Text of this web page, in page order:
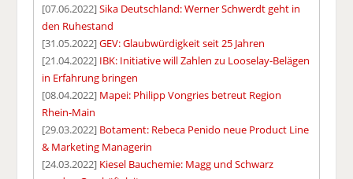
[07.06.2022]Sika Deutschland: Werner Schwerdt geht in
den Ruhestand
[31.05.2022]GEV: Glaubwürdigkeit seit 25 Jahren
[21.04.2022] IBK: Initiative will Zahlen zu Looselay-Belägen
in Erfahrung bringen
[08.04.2022] Mapei: Philipp Vongries betreut Region
Rhein-Main
[29.03.2022] Botament: Rebeca Penido neue Product Line
& Marketing Managerin
[24.03.2022] Kiesel Bauchemie: Magg und Schwarz